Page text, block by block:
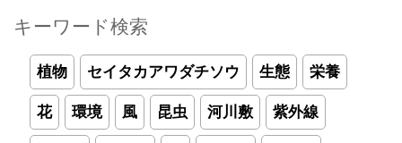
キーワード検索
植物 セイタカアワダチソウ 生態 栄養
花 環境 風 昆虫 河川敷 紫外線